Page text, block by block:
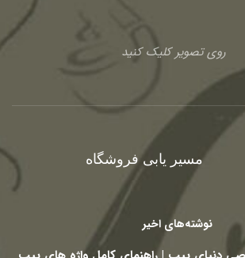
روی تصویر کلیک کنید
مسیر یابی فروشگاه
نوشته‌های اخیر